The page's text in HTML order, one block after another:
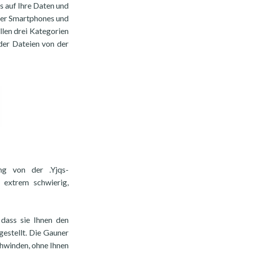
auf Ihre Daten und
Smartphones und
drei Kategorien
Dateien von der
von der .Yjqs-
schwierig,
sie Ihnen den
Die Gauner
ohne Ihnen